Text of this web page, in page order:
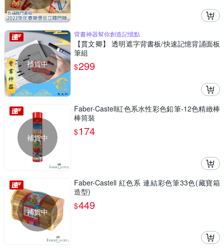
補貨中
背書神器幫你創造記憶點
【賈文卿】 透明遮字背書板/快速記憶背誦面板
筆組
$299
補貨中
Faber-Castell紅色系水性彩色鉛筆-12色精緻棒
棒筒裝
$174
補貨中
Faber-Castell 紅色系 連結彩色筆33色(藏寶箱
造型)
$449